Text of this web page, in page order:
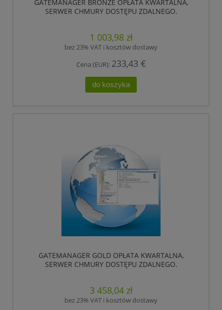
GATEMANAGER BRONZE OPŁATA KWARTALNA,
SERWER CHMURY DOSTĘPU ZDALNEGO.
1 003,98 zł
bez 23% VAT i kosztów dostawy
Cena (EUR): 233,43 €
do koszyka
GATEMANAGER GOLD OPŁATA KWARTALNA,
SERWER CHMURY DOSTĘPU ZDALNEGO.
3 458,04 zł
bez 23% VAT i kosztów dostawy